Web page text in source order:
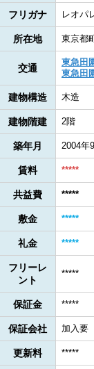
フリガナ レオパ
所在地 東京都
交通
東急田
東急田
建物構造 木造
建物階建 2階
築年月 2004年
賃料 *****
共益費 *****
敷金 *****
礼金 *****
フリーレ
ント
*****
保証金 *****
保証会社 加入要
更新料 *****